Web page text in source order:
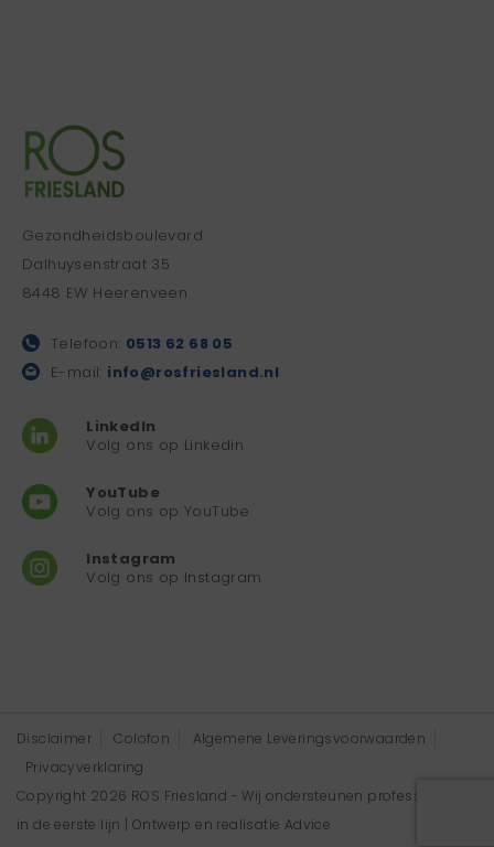
Gezondheidsboulevard
Dalhuysenstraat 35
8448 EW Heerenveen
Telefoon: 0513 62 68 05
E-mail: info@rosfriesland.nl
LinkedIn
Volg ons op Linkedin
YouTube
Volg ons op YouTube
Instagram
Volg ons op Instagram
Disclaimer Colofon
Algemene Leveringsvoorwaarden
Privacyverklaring
Copyright 2026 ROS Friesland - Wij ondersteunen professionals
in de eerste lijn | Ontwerp en realisatie Advice